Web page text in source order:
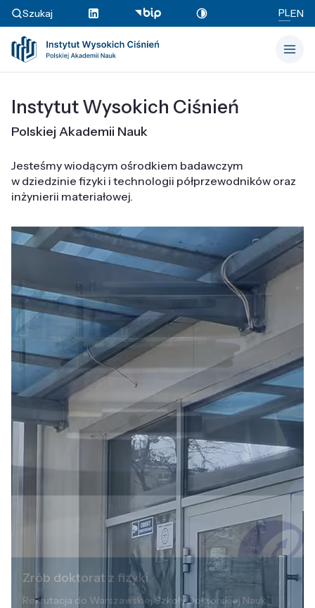
Szukaj PLEN
Instytut Wysokich Ciśnień
Polskiej Akademii Nauk
Jesteśmy wiodącym ośrodkiem badawczym
w dziedzinie fizyki i technologii półprzewodników oraz
inżynierii materiałowej.
Zrób doktorat z fizyki
Rekrutacja do Warszawskiej Szkoły Doktorskiej Nauk